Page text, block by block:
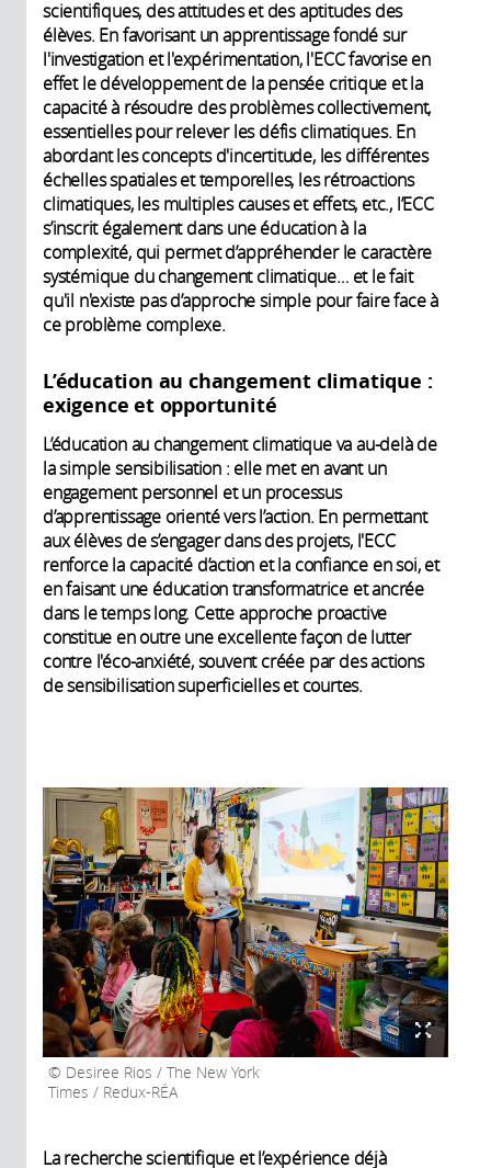
scientifiques, des attitudes et des aptitudes des
élèves. En favorisant un apprentissage fondé sur
l'investigation et l'expérimentation, l'ECC favorise en
effet le développement de la pensée critique et la
capacité à résoudre des problèmes collectivement,
essentielles pour relever les défis climatiques. En
abordant les concepts d'incertitude, les différentes
échelles spatiales et temporelles, les rétroactions
climatiques, les multiples causes et effets, etc., l’ECC
s’inscrit également dans une éducation à la
complexité, qui permet d’appréhender le caractère
systémique du changement climatique… et le fait
qu'il n'existe pas d’approche simple pour faire face à
ce problème complexe.
L’éducation au changement climatique :
exigence et opportunité
L’éducation au changement climatique va au-delà de
la simple sensibilisation : elle met en avant un
engagement personnel et un processus
d’apprentissage orienté vers l’action. En permettant
aux élèves de s’engager dans des projets, l'ECC
renforce la capacité d’action et la confiance en soi, et
en faisant une éducation transformatrice et ancrée
dans le temps long. Cette approche proactive
constitue en outre une excellente façon de lutter
contre l'éco-anxiété, souvent créée par des actions
de sensibilisation superficielles et courtes.
Desiree Rios / The New York
Times / Redux-RÉA
La recherche scientifique et l’expérience déjà